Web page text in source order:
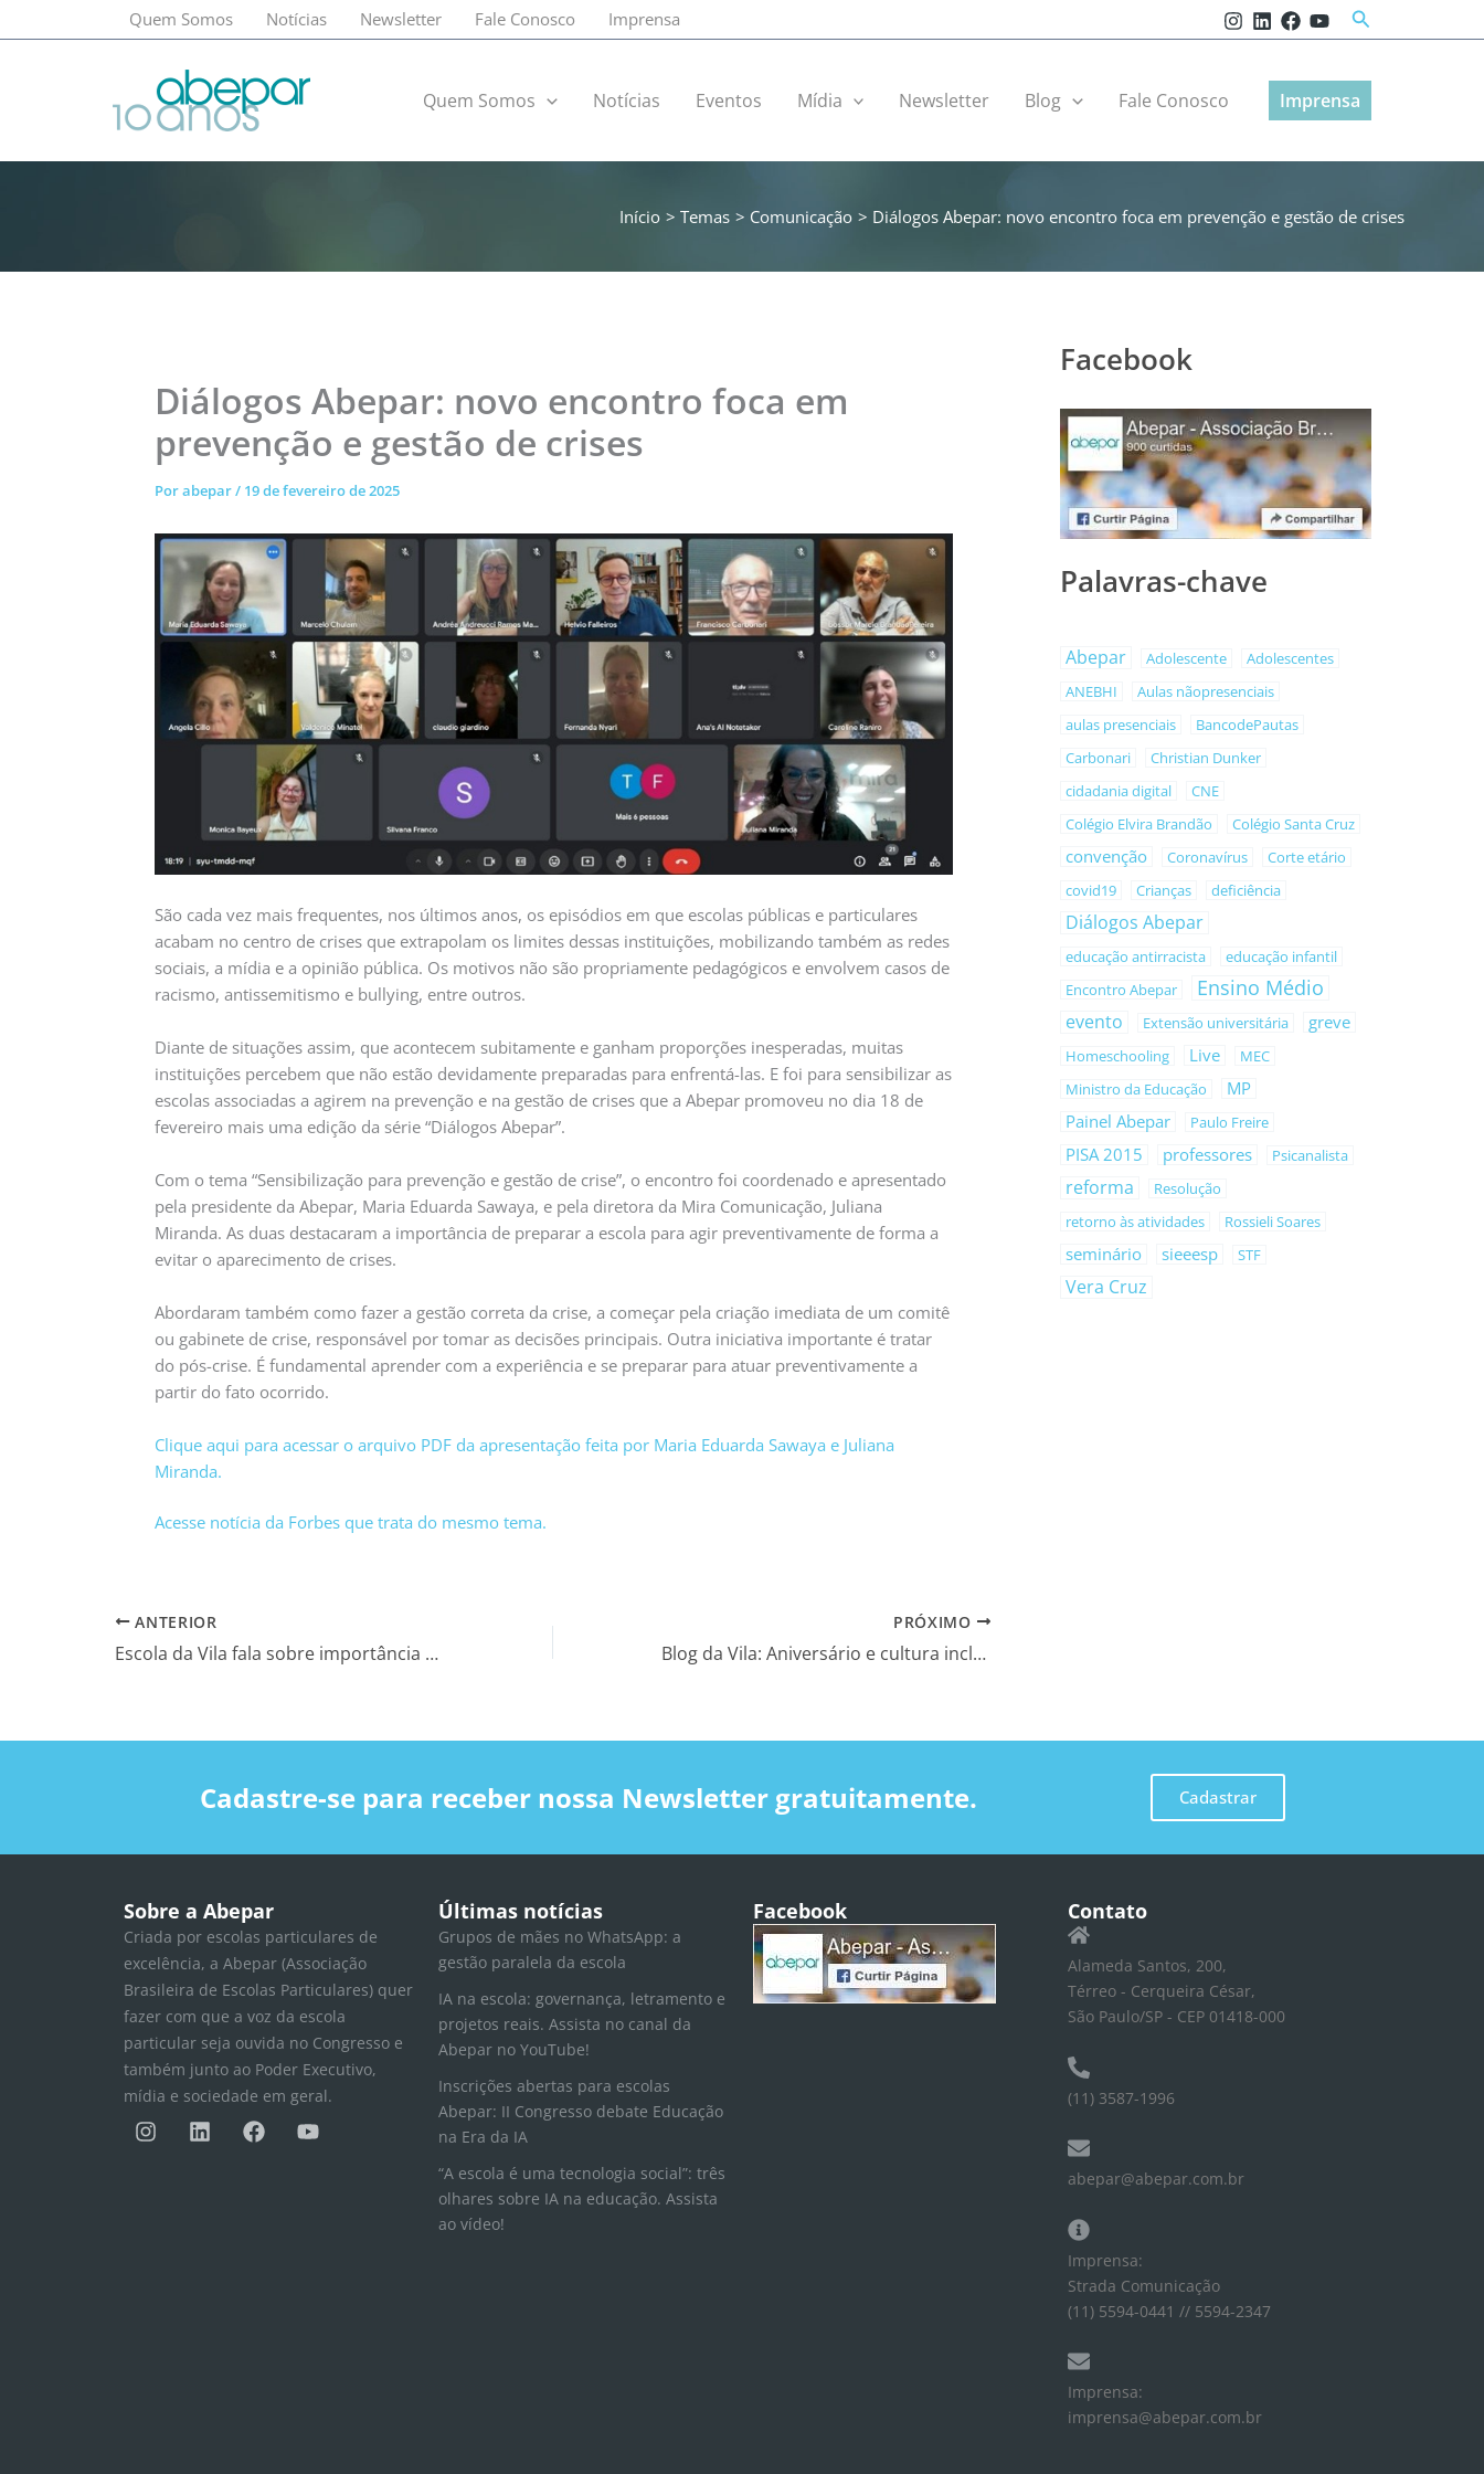
para
Quem Somos Notícias Newsletter Fale Conosco Imprensa Pesquisar
Quem Somos Notícias Eventos Mídia Newsletter Blog Fale Conosco Imprensa
Início Temas Comunicação Diálogos Abepar: novo encontro foca em prevenção e gestão de crises
Diálogos Abepar: novo encontro foca em
prevenção e gestão de crises
Porabepar/ 19 de fevereiro de 2025
São cada vez mais frequentes, nos últimos anos, os episódios em que escolas públicas e particulares
acabam no centro de crises que extrapolam os limites dessas instituições, mobilizando também as redes
sociais, a mídia e a opinião pública. Os motivos não são propriamente pedagógicos e envolvem casos de
racismo, antissemitismo e bullying, entre outros.
Diante de situações assim, que acontecem subitamente e ganham proporções inesperadas, muitas
instituições percebem que não estão devidamente preparadas para enfrentá-las. E foi para sensibilizar as
escolas associadas a agirem na prevenção e na gestão de crises que a Abepar promoveu no dia 18 de
fevereiro mais uma edição da série “Diálogos Abepar”.
Com o tema “Sensibilização para prevenção e gestão de crise”, o encontro foi coordenado e apresentado
pela presidente da Abepar, Maria Eduarda Sawaya, e pela diretora da Mira Comunicação, Juliana
Miranda. As duas destacaram a importância de preparar a escola para agir preventivamente de forma a
evitar o aparecimento de crises.
Abordaram também como fazer a gestão correta da crise, a começar pela criação imediata de um comitê
ou gabinete de crise, responsável por tomar as decisões principais. Outra iniciativa importante é tratar
do pós-crise. É fundamental aprender com a experiência e se preparar para atuar preventivamente a
partir do fato ocorrido.
Clique aqui para acessar o arquivo PDF da apresentação feita por Maria Eduarda Sawaya e Juliana
Miranda.
Acesse notícia da Forbes que trata do mesmo tema.
ANTERIOR
Escola da Vila fala sobre importância do currículo escolar
PRÓXIMO
Blog da Vila: Aniversário e cultura inclusiva: o que temos a comemorar?
Facebook
Palavras-chave
Abepar Adolescente
Adolescentes
ANEBHI
Aulas nãopresenciais
aulas presenciais
BancodePautas
Carbonari
Christian Dunker
cidadania digital
CNE
Colégio Elvira Brandão
Colégio Santa Cruz
convenção Coronavírus
Corte etário
covid19
Crianças deficiência
Diálogos Abepar
educação antirracista
educação infantil
Encontro Abepar
Ensino Médio
evento Extensão universitária greve
Homeschooling Live
MEC
Ministro da Educação
MP
Painel Abepar
Paulo Freire
PISA 2015 professores Psicanalista
reforma
Resolução
retorno às atividades
Rossieli Soares
seminário sieeesp STF
Vera Cruz
Cadastre-se para receber nossa Newsletter gratuitamente. Cadastrar
Sobre a Abepar
Criada por escolas particulares de
excelência, a Abepar (Associação
Brasileira de Escolas Particulares) quer
fazer com que a voz da escola
particular seja ouvida no Congresso e
também junto ao Poder Executivo,
mídia e sociedade em geral.
I
n
L
i
F
a
Y
o
Últimas notícias
Grupos de mães no WhatsApp: a
gestão paralela da escola
IA na escola: governança, letramento e
projetos reais. Assista no canal da
Abepar no YouTube!
Inscrições abertas para escolas
Abepar: II Congresso debate Educação
na Era da IA
“A escola é uma tecnologia social”: três
olhares sobre IA na educação. Assista
ao vídeo!
Facebook Contato
Alameda Santos, 200,
Térreo - Cerqueira César,
São Paulo/SP - CEP 01418-000
(11) 3587-1996
abepar@abepar.com.br
Imprensa:
Strada Comunicação
(11) 5594-0441 // 5594-2347
Imprensa:
imprensa@abepar.com.br